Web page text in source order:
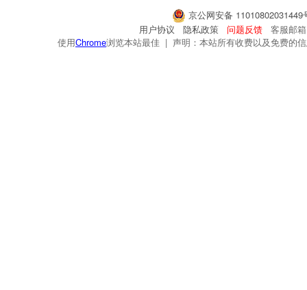
京公网安备
用户协议
隐私政策 问题反馈
客服邮
使用Chrome浏览本站最佳 | 声明：本站所有收费以及免费的